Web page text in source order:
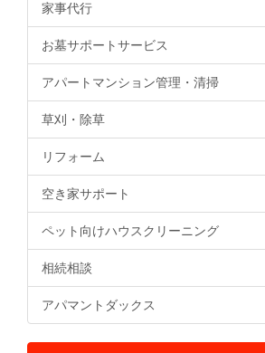
家事代行
お墓サポートサービス
アパートマンション管理・清掃
草刈・除草
リフォーム
空き家サポート
ペット向けハウスクリーニング
相続相談
アパマントダックス